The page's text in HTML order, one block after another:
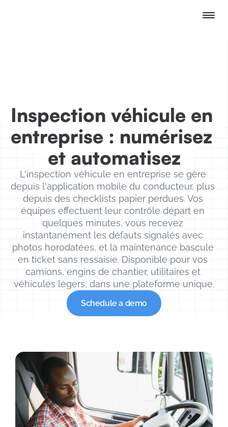
Inspection véhicule en
entreprise : numérisez
et automatisez
L'inspection véhicule en entreprise se gère
depuis l'application mobile du conducteur, plus
depuis des checklists papier perdues. Vos
équipes effectuent leur contrôle départ en
quelques minutes, vous recevez
instantanément les défauts signalés avec
photos horodatées, et la maintenance bascule
en ticket sans ressaisie. Disponible pour vos
camions, engins de chantier, utilitaires et
véhicules légers, dans une plateforme unique.
Schedule a demo